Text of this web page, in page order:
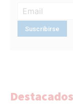
Destacados